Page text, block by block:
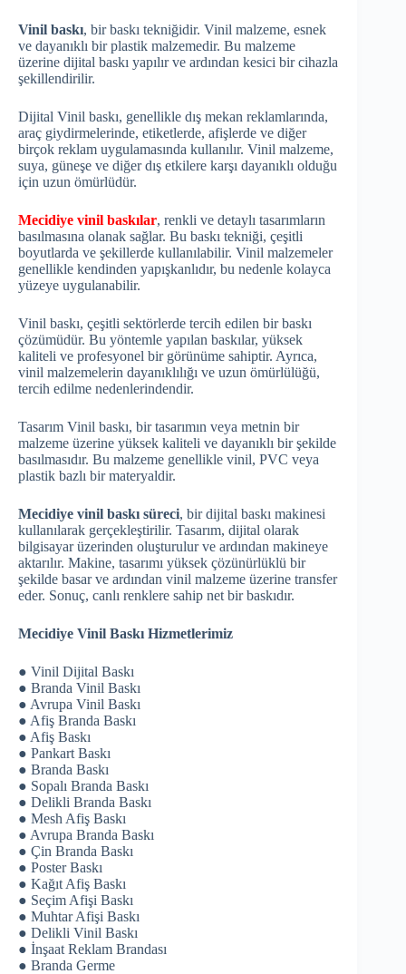
Vinil baskı, bir baskı tekniğidir. Vinil malzeme, esnek
ve dayanıklı bir plastik malzemedir. Bu malzeme
üzerine dijital baskı yapılır ve ardından kesici bir cihazla
şekillendirilir.
Dijital Vinil baskı, genellikle dış mekan reklamlarında,
araç giydirmelerinde, etiketlerde, afişlerde ve diğer
birçok reklam uygulamasında kullanılır. Vinil malzeme,
suya, güneşe ve diğer dış etkilere karşı dayanıklı olduğu
için uzun ömürlüdür.
Mecidiye vinil baskılar, renkli ve detaylı tasarımların
basılmasına olanak sağlar. Bu baskı tekniği, çeşitli
boyutlarda ve şekillerde kullanılabilir. Vinil malzemeler
genellikle kendinden yapışkanlıdır, bu nedenle kolayca
yüzeye uygulanabilir.
Vinil baskı, çeşitli sektörlerde tercih edilen bir baskı
çözümüdür. Bu yöntemle yapılan baskılar, yüksek
kaliteli ve profesyonel bir görünüme sahiptir. Ayrıca,
vinil malzemelerin dayanıklılığı ve uzun ömürlülüğü,
tercih edilme nedenlerindendir.
Tasarım Vinil baskı, bir tasarımın veya metnin bir
malzeme üzerine yüksek kaliteli ve dayanıklı bir şekilde
basılmasıdır. Bu malzeme genellikle vinil, PVC veya
plastik bazlı bir materyaldir.
Mecidiye vinil baskı süreci, bir dijital baskı makinesi
kullanılarak gerçekleştirilir. Tasarım, dijital olarak
bilgisayar üzerinden oluşturulur ve ardından makineye
aktarılır. Makine, tasarımı yüksek çözünürlüklü bir
şekilde basar ve ardından vinil malzeme üzerine transfer
eder. Sonuç, canlı renklere sahip net bir baskıdır.
Mecidiye Vinil Baskı Hizmetlerimiz
● Vinil Dijital Baskı
● Branda Vinil Baskı
● Avrupa Vinil Baskı
● Afiş Branda Baskı
● Afiş Baskı
● Pankart Baskı
● Branda Baskı
● Sopalı Branda Baskı
● Delikli Branda Baskı
● Mesh Afiş Baskı
● Avrupa Branda Baskı
● Çin Branda Baskı
● Poster Baskı
● Kağıt Afiş Baskı
● Seçim Afişi Baskı
● Muhtar Afişi Baskı
● Delikli Vinil Baskı
● İnşaat Reklam Brandası
● Branda Germe